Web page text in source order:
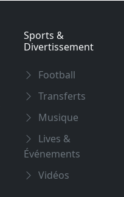
Sports &
Divertissement
Football
Transferts
Musique
Lives &
Événements
Vidéos